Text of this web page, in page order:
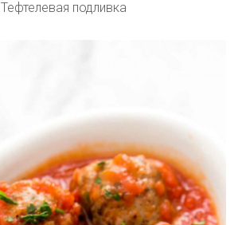
Тефтелевая подливка